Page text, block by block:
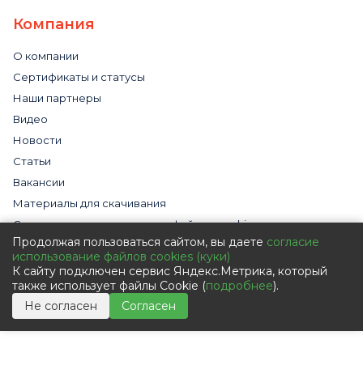
Компания
О компании
Сертификаты и статусы
Наши партнеры
Видео
Новости
Статьи
Вакансии
Материалы для скачивания
Cогласие на использование файлов cookies
Обработка персональных данных с помощью сервиса
«Яндекс.Метрика»
Политика в отношении обработки персональных данных
Пользовательское соглашение
Согласие на обработку персональных данных
Продолжая пользоваться сайтом, вы даете согласие
использование файлов cookies (куки)
К сайту подключен сервис Яндекс.Метрика, который
также использует файлы Cookie (подробнее).
Не согласен
Согласен